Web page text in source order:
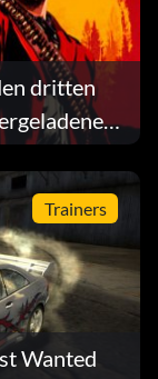
dritten
Trainers
Wanted